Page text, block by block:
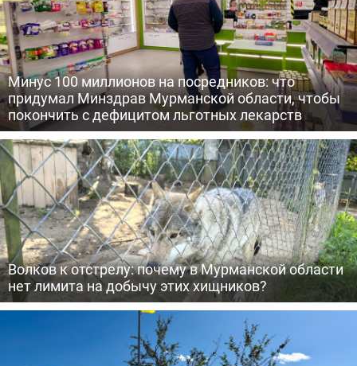
Минус 100 миллионов на посредников: что
придумал Минздрав Мурманской области, чтобы
покончить с дефицитом льготных лекарств
Волков к отстрелу: почему в Мурманской области
нет лимита на добычу этих хищников?